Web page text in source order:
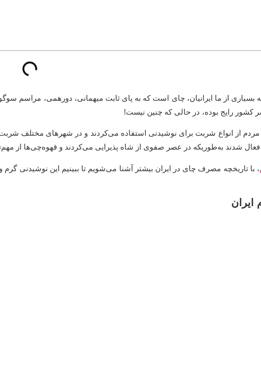
از ما ایرانیان، چای است که به پای ثابت میهمانی، دورهمی، مراسم
کشور رایج بوده، در حالی که چنین نیست!
مردم از انواع شربت برای نوشیدنی استفاده می‌کردند و در شهرهای مختلف
فعال شدند به‌طوریکه در عصر صفوی از شاه پذیرایی می‌کردند و قهوه‌چی‌ها از
، با تاریخچه مصرف چای در ایران بیشتر آشنا می‌شویم تا ببینیم این نوشیدنی
ایران